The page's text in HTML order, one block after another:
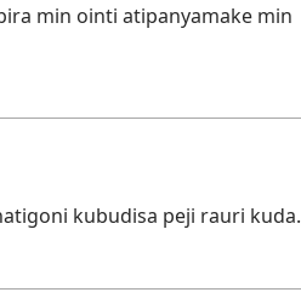
min ointi atipanyamake min
kubudisa peji rauri kuda.